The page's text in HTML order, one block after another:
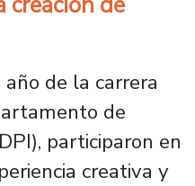
de la carrera
de
participaron en
creativa y